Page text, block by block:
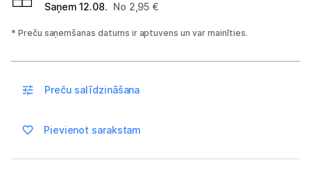
Sadzīves tehnika
Skaistumkopšana
Vēlmju saraksts
Saņem 12.08. No 2,95 €
* Preču saņemšanas datums ir aptuvens un var mainīties.
Preču salīdzināšana
Pievienot sarakstam